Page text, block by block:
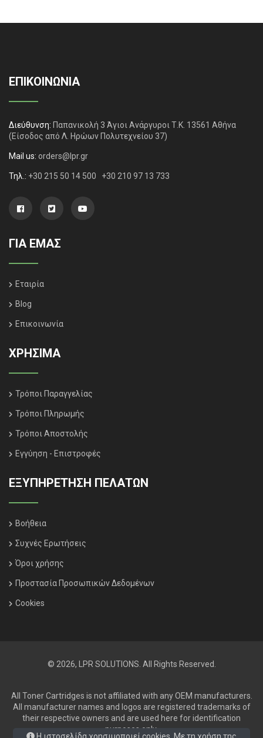
ΕΠΙΚΟΙΝΩΝΙΑ
Διεύθυνση: Παπανικολή 3 Άγιοι Ανάργυροι Τ.Κ. 13561 Αθήνα
(Είσοδος από Λ. Ηρώων Πολυτεχνείου 37)
Mail us: orders@lpr.gr
Τηλ.: +30 215 50 14 500 +30 210 97 13 733
ΓΙΑ ΕΜΑΣ
Εταιρία
Blog
Επικοινωνία
ΧΡΗΣΙΜΑ
Τρόποι Παραγγελίας
Τρόποι Πληρωμής
Τρόποι Αποστολής
Εγγύηση - Επιστροφές
ΕΞΥΠΗΡΈΤΗΣΗ ΠΕΛΑΤΏΝ
Βοήθεια
Συχνές Ερωτήσεις
Όροι χρήσης
Προστασία Προσωπικών Δεδομένων
Cookies
© 2026, LPR SOLUTIONS. All Rights Reserved.
All Toner Cartridges is not affiliated with any OEM manufacturers.
All manufacturer names and logos are registered trademarks of
their respective owners and are used here for identification
purposes only.